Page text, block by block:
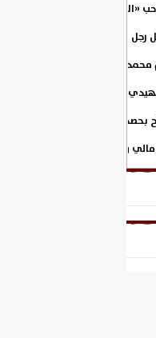
«السنجة» في المنوفية
وإصابة 11 آخرين
صلاح حتى عام 2028
من بطولة إفريقيا
لقب الدوري التركي
وكيتارا الأوغندي